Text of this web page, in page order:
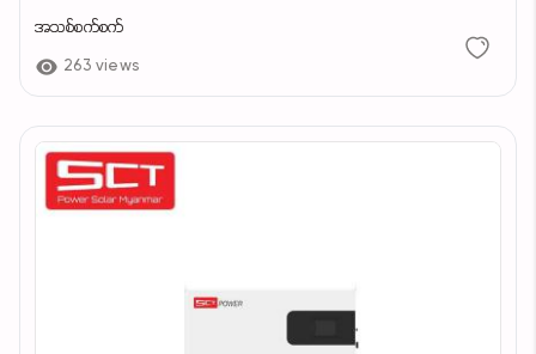
အသစ်စက်စက်
263 views